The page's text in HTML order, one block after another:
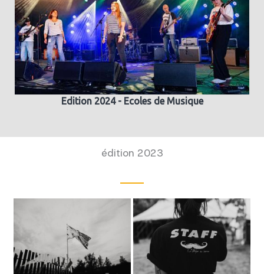
Edition 2024 - Ecoles de Musique
édition 2023